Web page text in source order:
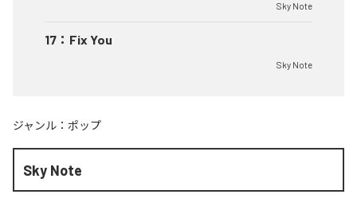
Sky Note
17 ： Fix You
Sky Note
ジャンル： ポップ
Sky Note